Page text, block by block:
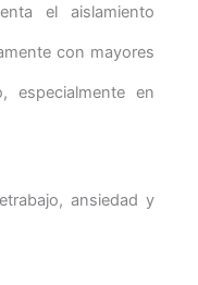
el aislamiento
con mayores
especialmente en
ansiedad y